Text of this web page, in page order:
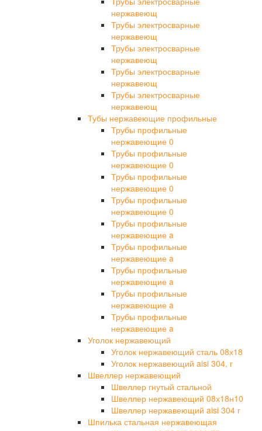
нержавеющ
Трубы электросварные
нержавеющ
Трубы электросварные
нержавеющ
Трубы электросварные
нержавеющ
Трубы электросварные
нержавеющ
Тубы нержавеющие профильные
Трубы профильные
нержавеющие 0
Трубы профильные
нержавеющие 0
Трубы профильные
нержавеющие 0
Трубы профильные
нержавеющие 0
Трубы профильные
нержавеющие a
Трубы профильные
нержавеющие a
Трубы профильные
нержавеющие a
Трубы профильные
нержавеющие a
Трубы профильные
нержавеющие a
Уголок нержавеющий
Уголок нержавеющий сталь 08х18
Уголок нержавеющий aisi 304, г
Швеллер нержавеющий
Швеллер гнутый стальной
Швеллер нержавеющий 08х18н10
Швеллер нержавеющий aisi 304 г
Шпилька стальная нержавеющая